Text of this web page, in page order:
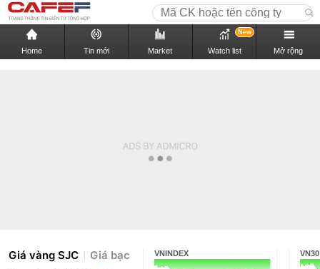
Home Tin mới Market Watch list
New
Mở rộng
Giá vàng SJC Giá bạc VNINDEX VN30